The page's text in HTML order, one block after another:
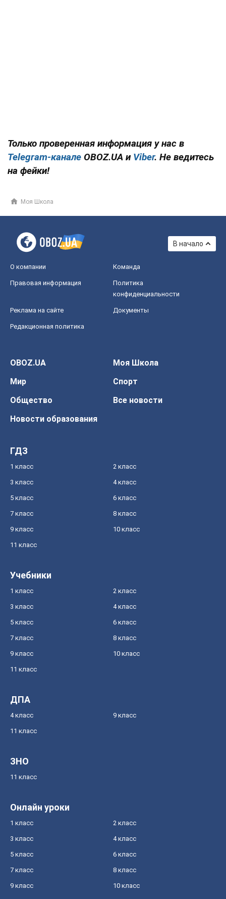
Только проверенная информация у нас в
Telegram-канале OBOZ.UA и Viber. Не ведитесь
на фейки!
Моя Школа
В начало
О компании Команда
Правовая информация
Политика
конфиденциальности
Реклама на сайте Документы
Редакционная политика
OBOZ.UA
Моя Школа
Мир
Спорт
Общество
Все новости
Новости образования
ГДЗ
1 класс 2 класс
3 класс 4 класс
5 класс 6 класс
7 класс 8 класс
9 класс 10 класс
11 класс
Учебники
1 класс 2 класс
3 класс 4 класс
5 класс 6 класс
7 класс 8 класс
9 класс 10 класс
11 класс
ДПА
4 класс 9 класс
11 класс
ЗНО
11 класс
Онлайн уроки
1 класс 2 класс
3 класс 4 класс
5 класс 6 класс
7 класс 8 класс
9 класс 10 класс